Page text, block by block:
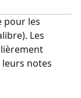
pour les
Les
notes